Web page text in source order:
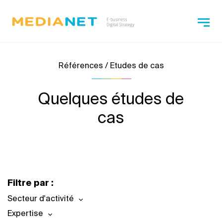
Références / Etudes de cas
Quelques études de
cas
Filtre par :
Secteur d'activité
Expertise